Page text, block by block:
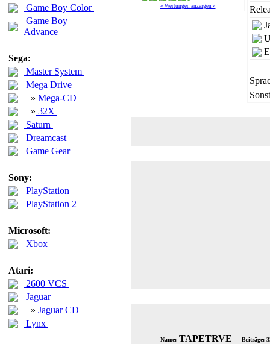
Game Boy Color
Game Boy
Advance
Sega:
Master System
Mega Drive
» Mega-CD
» 32X
Saturn
Dreamcast
Game Gear
Sony:
PlayStation
PlayStation 2
Microsoft:
Xbox
Atari:
2600 VCS
Jaguar
» Jaguar CD
Lynx
« Wertungen anzeigen »
Name: TAPETRVE Beiträge: